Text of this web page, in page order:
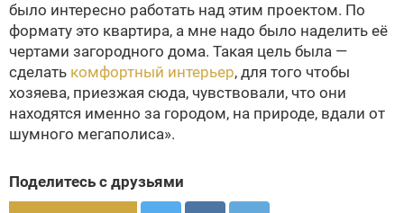
было интересно работать над этим проектом. По
формату это квартира, а мне надо было наделить её
чертами загородного дома. Такая цель была —
сделать комфортный интерьер, для того чтобы
хозяева, приезжая сюда, чувствовали, что они
находятся именно за городом, на природе, вдали от
шумного мегаполиса».
Поделитесь с друзьями